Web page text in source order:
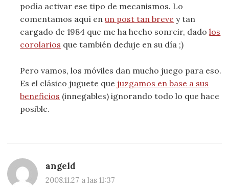
podía activar ese tipo de mecanismos. Lo
comentamos aquí enun post tan breve y tan
cargado de 1984 que me ha hecho sonreir, dadolos
corolarios que también deduje en su día ;)
Pero vamos, los móviles dan mucho juego para eso.
Es el clásico juguete que juzgamos en base a sus
beneficios (innegables) ignorando todo lo que hace
posible.
angeld
2008.11.27 a las 11:37